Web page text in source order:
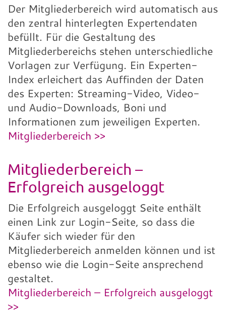
Der Mitgliederbereich wird automatisch aus
den zentral hinterlegten Expertendaten
befüllt. Für die Gestaltung des
Mitgliederbereichs stehen unterschiedliche
Vorlagen zur Verfügung. Ein Experten-
Index erleichert das Auffinden der Daten
des Experten: Streaming-Video, Video-
und Audio-Downloads, Boni und
Informationen zum jeweiligen Experten.
Mitgliederbereich >>
Mitgliederbereich –
Erfolgreich ausgeloggt
Die Erfolgreich ausgeloggt Seite enthält
einen Link zur Login-Seite, so dass die
Käufer sich wieder für den
Mitgliederbereich anmelden können und ist
ebenso wie die Login-Seite ansprechend
gestaltet.
Mitgliederbereich – Erfolgreich ausgeloggt
>>